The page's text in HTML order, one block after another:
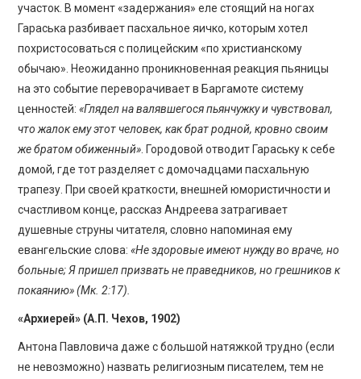
участок. В момент «задержания» еле стоящий на ногах
Гараська разбивает пасхальное яичко, которым хотел
похристосоваться с полицейским «по христианскому
обычаю». Неожиданно проникновенная реакция пьяницы
на это событие переворачивает в Баргамоте систему
ценностей:«Глядел на валявшегося пьянчужку и чувствовал,
что жалок ему этот человек, как брат родной, кровно своим
же братом обиженный» . Городовой отводит Гараську к себе
домой, где тот разделяет с домочадцами пасхальную
трапезу. При своей краткости, внешней юмористичности и
счастливом конце, рассказ Андреева затрагивает
душевные струны читателя, словно напоминая ему
евангельские слова:«Не здоровые имеют нужду во враче, но
больные; Я пришел призвать не праведников, но грешников к
покаянию» (Мк. 2:17).
«Архиерей» (А.П. Чехов, 1902)
Антона Павловича даже с большой натяжкой трудно (если
не невозможно) назвать религиозным писателем, тем не